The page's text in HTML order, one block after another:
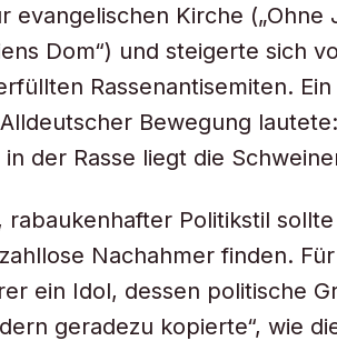
evangelischen Kirche („Ohne
Dom“) und steigerte sich
Rassenantisemiten.
Bewegung
der Rasse liegt die
rabaukenhafter Politikstil
Nachahmer finden.
ein Idol, dessen politische
geradezu kopierte“, wie